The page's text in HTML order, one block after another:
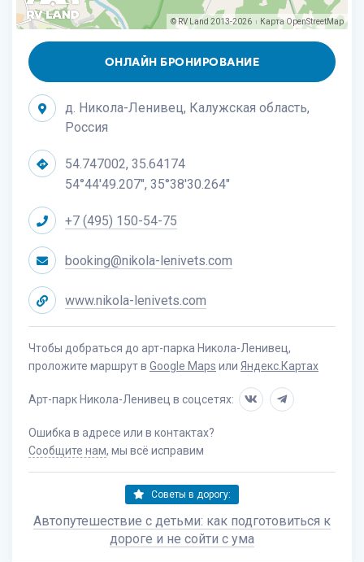
© RV Land 2013-2026 | КартаOpenStreetMap
ОНЛАЙН БРОНИРОВАНИЕ
д. Никола-Ленивец, Калужская область,
Россия
54.747002, 35.64174
54°44'49.207", 35°38'30.264"
+7 (495) 150-54-75
booking@nikola-lenivets.com
www.nikola-lenivets.com
Чтобы добраться до арт-парка Никола-Ленивец,
проложите маршрут в Google Maps или Яндекс.Картах
Арт-парк Никола-Ленивец в соцсетях:
Ошибка в адресе или в контактах?
Сообщите нам, мы всё исправим
Советы в дорогу:
Автопутешествие с детьми: как подготовиться к
дороге и не сойти с ума